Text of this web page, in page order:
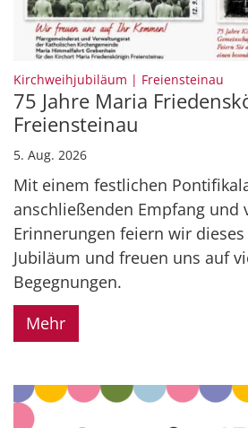
Kirchweihjubiläum | Freiensteinau
75 Jahre Maria
Freiensteinau
5. Aug. 2026
Mit einem festlichen
anschließenden Empfang und
Erinnerungen feiern wir
Jubiläum und freuen uns auf
Begegnungen.
Mehr